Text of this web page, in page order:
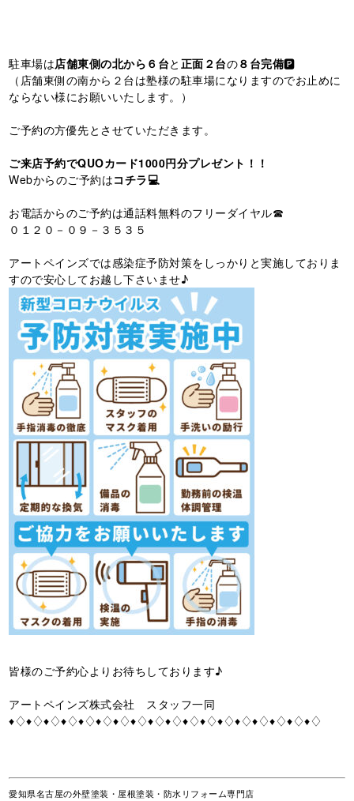
駐車場は店舗東側の北から６台と 正面２台の８台完備🅿️
（店舗東側の南から２台は塾様の駐車場になりますのでお止めに
ならない様にお願いいたします。）
ご予約の方優先とさせていただきます。
ご来店予約でQUOカード1000円分プレゼント！！
Webからのご予約はコチラ💻
お電話からのご予約は通話料無料のフリーダイヤル☎
０１２０－０９－３５３５
アートペインズでは感染症予防対策をしっかりと実施しておりま
すので安心してお越し下さいませ♪
皆様のご予約心よりお待ちしております♪
アートペインズ株式会社 スタッフ一同
♦♢♦♢♦♢♦♢♦♢♦♢♦♢♦♢♦♢♦♢♦♢♦♢♦♢♦♢♦♢♦♢♦♢♦♢
愛知県名古屋の外壁塗装・屋根塗装・防水リフォーム専門店